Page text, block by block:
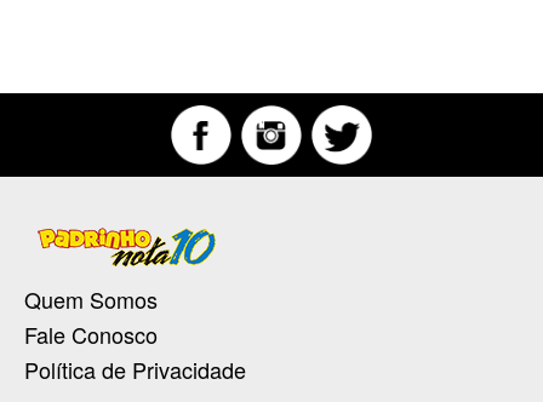
Quem Somos
Fale Conosco
Política de Privacidade